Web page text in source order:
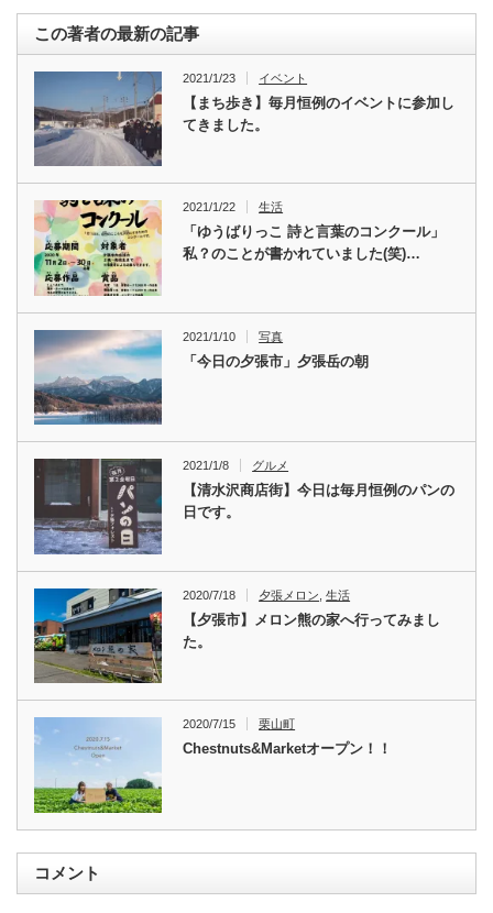
この著者の最新の記事
2021/1/23 イベント
【まち歩き】毎月恒例のイベントに参加し
てきました。
2021/1/22 生活
「ゆうばりっこ 詩と言葉のコンクール」
私？のことが書かれていました(笑)…
2021/1/10 写真
「今日の夕張市」夕張岳の朝
2021/1/8 グルメ
【清水沢商店街】今日は毎月恒例のパンの
日です。
2020/7/18 夕張メロン ,生活
【夕張市】メロン熊の家へ行ってみまし
た。
2020/7/15 栗山町
Chestnuts&Marketオープン！！
コメント